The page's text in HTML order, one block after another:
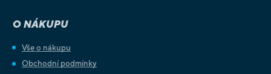
O NÁKUPU
Vše o nákupu
Obchodní podmínky